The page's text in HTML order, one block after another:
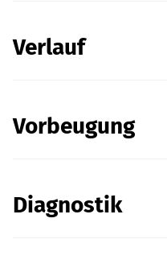
Verlauf
Vorbeugung
Diagnostik